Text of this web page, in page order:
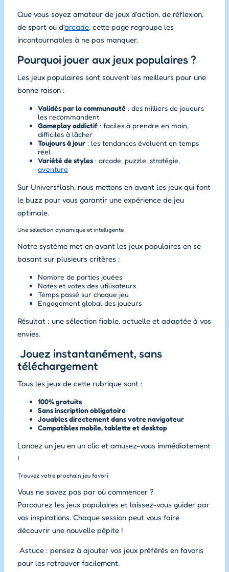
Que vous soyez amateur de jeux d’action, de réflexion,
de sport ou d’arcade, cette page regroupe les
incontournables à ne pas manquer.
Pourquoi jouer aux jeux populaires ?
Les jeux populaires sont souvent les meilleurs pour une
bonne raison :
Validés par la communauté : des milliers de joueurs
les recommandent
Gameplay addictif : faciles à prendre en main,
difficiles à lâcher
Toujours à jour : les tendances évoluent en temps
réel
Variété de styles : arcade, puzzle, stratégie,
aventure
Sur Universflash, nous mettons en avant les jeux qui font
le buzz pour vous garantir une expérience de jeu
optimale.
Une sélection dynamique et intelligente
Notre système met en avant les jeux populaires en se
basant sur plusieurs critères :
Nombre de parties jouées
Notes et votes des utilisateurs
Temps passé sur chaque jeu
Engagement global des joueurs
Résultat : une sélection fiable, actuelle et adaptée à vos
envies.
Jouez instantanément, sans
téléchargement
Tous les jeux de cette rubrique sont :
100% gratuits
Sans inscription obligatoire
Jouables directement dans votre navigateur
Compatibles mobile, tablette et desktop
Lancez un jeu en un clic et amusez-vous immédiatement
!
Trouvez votre prochain jeu favori
Vous ne savez pas par où commencer ?
Parcourez les jeux populaires et laissez-vous guider par
vos inspirations. Chaque session peut vous faire
découvrir une nouvelle pépite !
Astuce : pensez à ajouter vos jeux préférés en favoris
pour les retrouver facilement.